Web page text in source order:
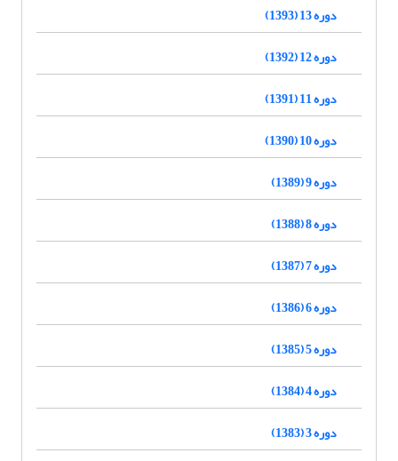
دوره 13 (1393)
دوره 12 (1392)
دوره 11 (1391)
دوره 10 (1390)
دوره 9 (1389)
دوره 8 (1388)
دوره 7 (1387)
دوره 6 (1386)
دوره 5 (1385)
دوره 4 (1384)
دوره 3 (1383)